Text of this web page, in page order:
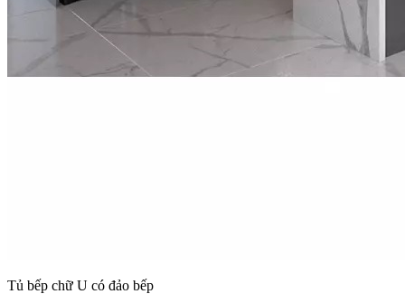
Tủ bếp chữ U có đảo bếp